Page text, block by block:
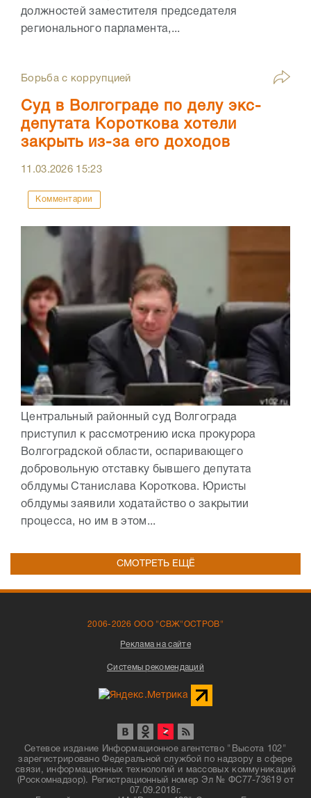
должностей заместителя председателя
регионального парламента,...
Борьба с коррупцией
Суд в Волгограде по делу экс-
депутата Короткова хотели
закрыть из-за его доходов
11.03.2026 15:23
Комментарии
Центральный районный суд Волгограда
приступил к рассмотрению иска прокурора
Волгоградской области, оспаривающего
добровольную отставку бывшего депутата
облдумы Станислава Короткова. Юристы
облдумы заявили ходатайство о закрытии
процесса, но им в этом...
СМОТРЕТЬ ЕЩЁ
2006-2026 ООО "СВЖ"ОСТРОВ"
Реклама на сайте
Системы рекомендаций
Сетевое издание Информационное агентство "Высота 102"
зарегистрировано Федеральной службой по надзору в сфере
связи, информационных технологий и массовых коммуникаций
(Роскомнадзор). Регистрационный номер Эл № ФС77-73619 от
07.09.2018г.